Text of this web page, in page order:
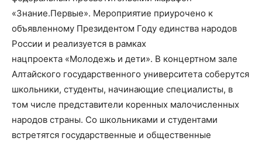
«Знание.Первые». Мероприятие приурочено к
объявленному Президентом Году единства народов
России и реализуется в рамках
нацпроекта «Молодежь и дети». В концертном зале
Алтайского государственного университета соберутся
школьники, студенты, начинающие специалисты, в
том числе представители коренных малочисленных
народов страны. Со школьниками и студентами
встретятся государственные и общественные